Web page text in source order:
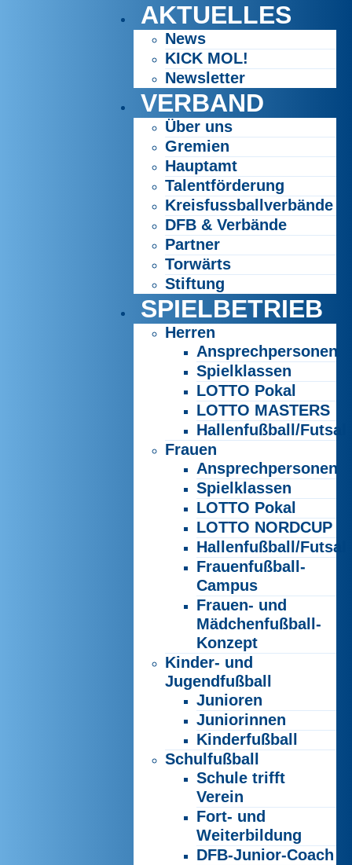
AKTUELLES
News
KICK MOL!
Newsletter
VERBAND
Über uns
Gremien
Hauptamt
Talentförderung
Kreisfussballverbände
DFB & Verbände
Partner
Torwärts
Stiftung
SPIELBETRIEB
Herren
Ansprechpersonen
Spielklassen
LOTTO Pokal
LOTTO MASTERS
Hallenfußball/Futsal
Frauen
Ansprechpersonen
Spielklassen
LOTTO Pokal
LOTTO NORDCUP
Hallenfußball/Futsal
Frauenfußball-
Campus
Frauen- und
Mädchenfußball-
Konzept
Kinder- und
Jugendfußball
Junioren
Juniorinnen
Kinderfußball
Schulfußball
Schule trifft
Verein
Fort- und
Weiterbildung
DFB-Junior-Coach